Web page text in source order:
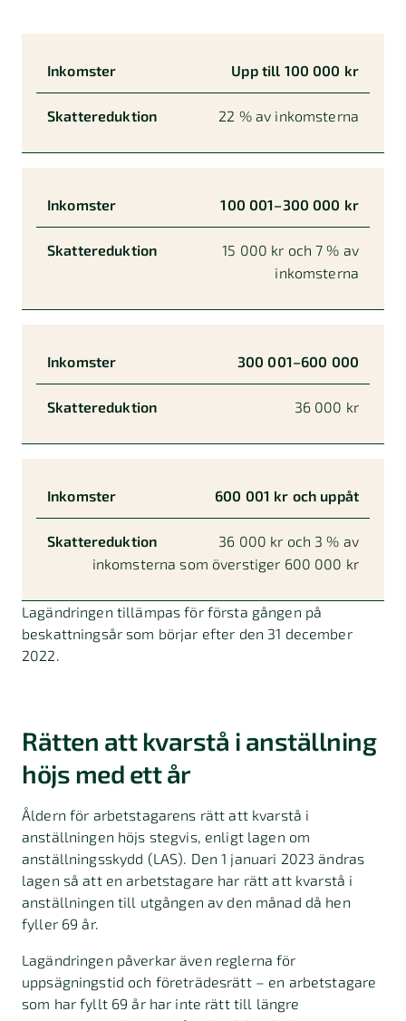
Inkomster Skattereduktion
Upp till 100 000 kr
22 % av inkomsterna
100 001–300 000 kr
15 000 kr och 7 % av
inkomsterna
300 001–600 000
36 000 kr
600 001 kr och uppåt
36 000 kr och 3 % av
inkomsterna som överstiger 600 000 kr
Lagändringen tillämpas för första gången på
beskattningsår som börjar efter den 31 december
2022.
Rätten att kvarstå i anställning
höjs med ett år
Åldern för arbetstagarens rätt att kvarstå i
anställningen höjs stegvis, enligt lagen om
anställningsskydd (LAS). Den 1 januari 2023 ändras
lagen så att en arbetstagare har rätt att kvarstå i
anställningen till utgången av den månad då hen
fyller 69 år.
Lagändringen påverkar även reglerna för
uppsägningstid och företrädesrätt – en arbetstagare
som har fyllt 69 år har inte rätt till längre